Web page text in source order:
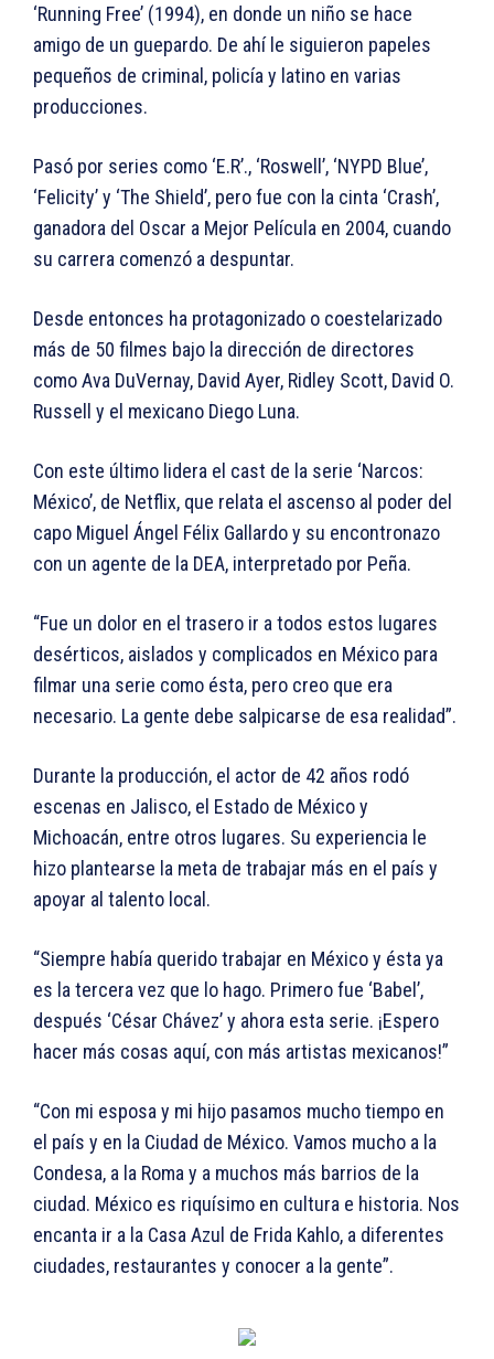
‘Running Free’ (1994), en donde un niño se hace
amigo de un guepardo. De ahí le siguieron papeles
pequeños de criminal, policía y latino en varias
producciones.
Pasó por series como ‘E.R’., ‘Roswell’, ‘NYPD Blue’,
‘Felicity’ y ‘The Shield’, pero fue con la cinta ‘Crash’,
ganadora del Oscar a Mejor Película en 2004, cuando
su carrera comenzó a despuntar.
Desde entonces ha protagonizado o coestelarizado
más de 50 filmes bajo la dirección de directores
como Ava DuVernay, David Ayer, Ridley Scott, David O.
Russell y el mexicano Diego Luna.
Con este último lidera el cast de la serie ‘Narcos:
México’, de Netflix, que relata el ascenso al poder del
capo Miguel Ángel Félix Gallardo y su encontronazo
con un agente de la DEA, interpretado por Peña.
“Fue un dolor en el trasero ir a todos estos lugares
desérticos, aislados y complicados en México para
filmar una serie como ésta, pero creo que era
necesario. La gente debe salpicarse de esa realidad”.
Durante la producción, el actor de 42 años rodó
escenas en Jalisco, el Estado de México y
Michoacán, entre otros lugares. Su experiencia le
hizo plantearse la meta de trabajar más en el país y
apoyar al talento local.
“Siempre había querido trabajar en México y ésta ya
es la tercera vez que lo hago. Primero fue ‘Babel’,
después ‘César Chávez’ y ahora esta serie. ¡Espero
hacer más cosas aquí, con más artistas mexicanos!”
“Con mi esposa y mi hijo pasamos mucho tiempo en
el país y en la Ciudad de México. Vamos mucho a la
Condesa, a la Roma y a muchos más barrios de la
ciudad. México es riquísimo en cultura e historia. Nos
encanta ir a la Casa Azul de Frida Kahlo, a diferentes
ciudades, restaurantes y conocer a la gente”.